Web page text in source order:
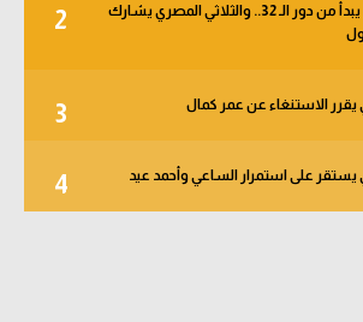
2
خبر في الجول - الأهلي يبدأ من دور الـ 32.. والثلاثي المصري يشارك
3 يقرر الاستنغاء عن عمر كمال
4 يستقر على استمرار الساعي وأحمد عيد